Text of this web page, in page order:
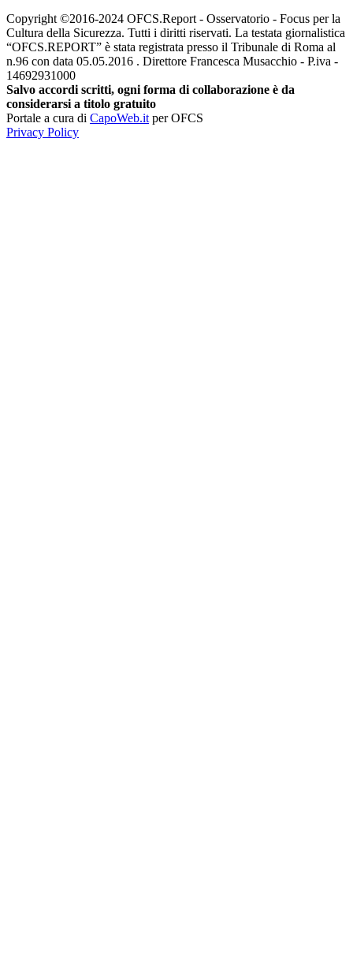
Copyright ©2016-2024 OFCS.Report - Osservatorio - Focus per la
Cultura della Sicurezza. Tutti i diritti riservati. La testata giornalistica
“OFCS.REPORT” è stata registrata presso il Tribunale di Roma al
n.96 con data 05.05.2016 . Direttore Francesca Musacchio - P.iva -
14692931000
Salvo accordi scritti, ogni forma di collaborazione è da
considerarsi a titolo gratuito
Portale a cura di CapoWeb.it per OFCS
Privacy Policy